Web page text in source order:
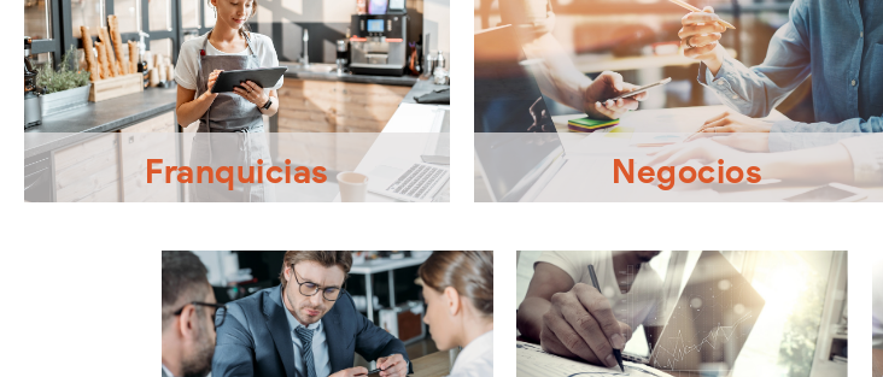
Franquicias
asegurar la efectividad en la expansión de
negocios a través del modelo de
franquicias.
Negocios
institucionalización, estandarización,
mejora continua y rentabilidad deseada.